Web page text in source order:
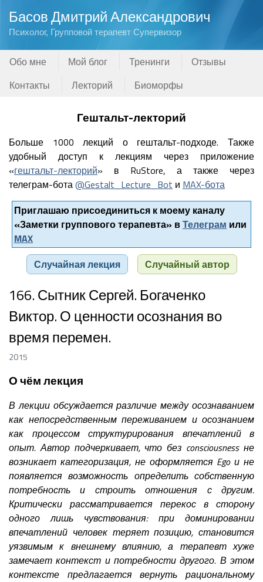
Басов Дмитрий Александрович
Психолог, Групповой терапевт Супервизор
Обо мне Мой блог Тренинги
Отзывы
Контакты
Лекторий Биоморфы
Гештальт-лекторий
Больше 1000 лекций о гештальт-подходе. Также
удобный доступ к лекциям через приложение
«гештальт-лекторий» в RuStore, а также через
телеграм-бота@Gestalt_Lecture_Bot и MAX-бота
Приглашаю присоединиться к моему каналу
«Заметки группового терапевта» вТелеграм или
MAX
Случайная лекция
Случайный автор
166. Сытник Сергей. Богаченко
Виктор. О ценности осознания во
время перемен.
2015
О чём лекция
В лекции обсуждается различие между осознаванием
как непосредственным переживанием и осознанием
как процессом структурирования впечатлений в
опыт. Автор подчеркивает, что без consciousness не
возникает категоризация, не оформляется Ego и не
появляется возможность определить собственную
потребность и строить отношения с другим.
Критически рассматривается перекос в сторону
одного лишь чувствования: при доминировании
впечатлений человек теряет позицию, становится
уязвимым к внешнему влиянию, а терапевт хуже
замечает контекст и потребности другого. В этом
контексте предлагается вернуть рациональному